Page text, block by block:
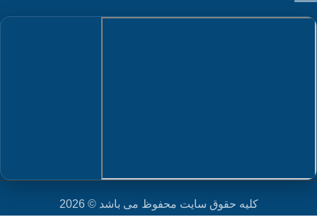
کلیه حقوق سایت محفوظ می باشد © 2026